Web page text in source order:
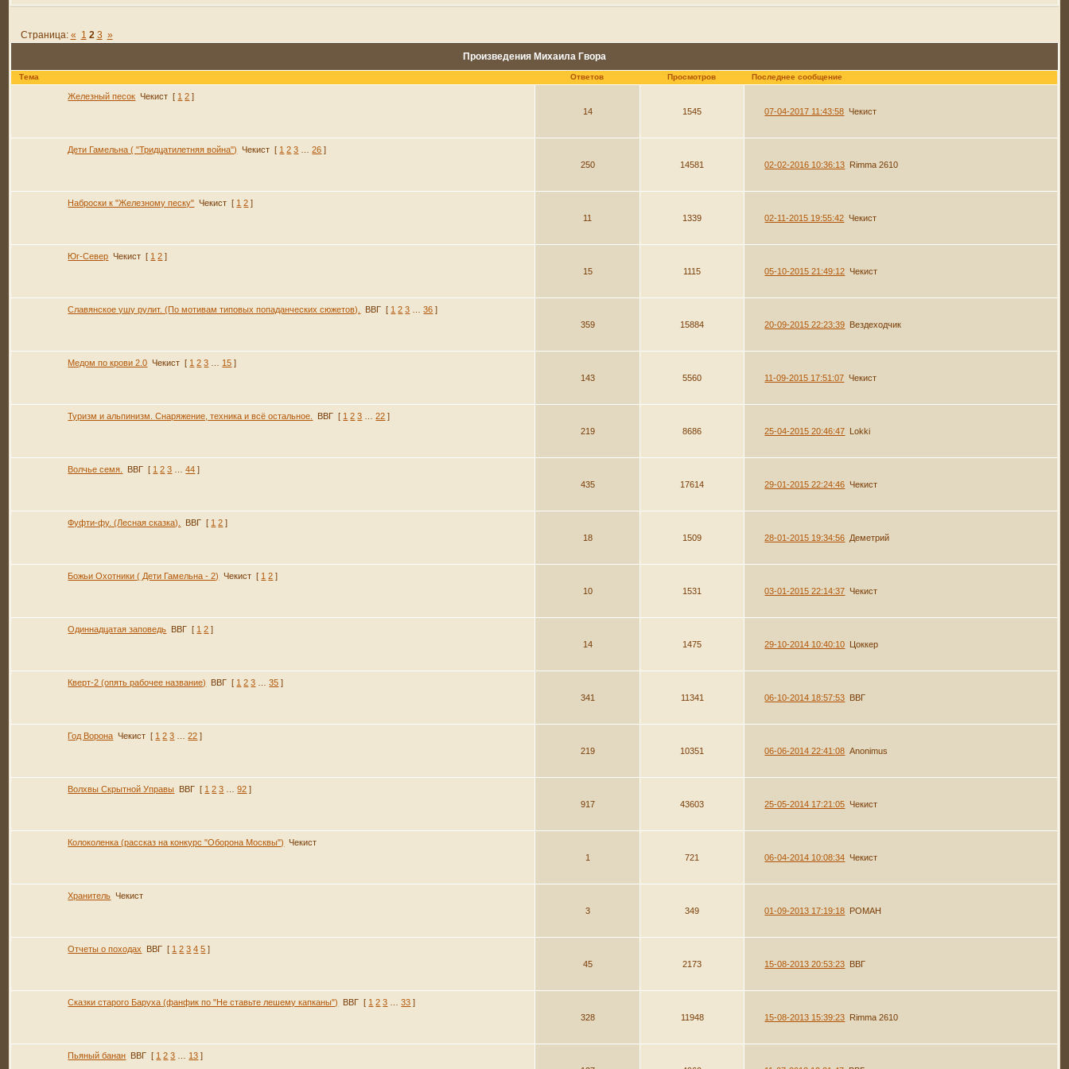
Произведения Михаила Гвора
Страница: « 1 2 3 »
Тема Ответов Просмотров Последнее сообщение
Железный песок Чекист [ 1 2 ]
14
1545 07-04-2017 11:43:58 Чекист
Дети Гамельна ( "Тридцатилетняя война") Чекист [ 1 2 3 26 ]
250
14581 02-02-2016 10:36:13 Rimma 2610
Наброски к "Железному песку" Чекист [ 1 2 ]
11
1339 02-11-2015 19:55:42 Чекист
Юг-Север Чекист [ 1 2 ]
15
1115 05-10-2015 21:49:12 Чекист
Славянское ушу рулит. (По мотивам типовых попаданческих сюжетов). ВВГ [ 1 2 3 36 ]
359
15884 20-09-2015 22:23:39 Вездеходчик
Медом по крови 2.0 Чекист [ 1 2 3 15 ]
143
5560 11-09-2015 17:51:07 Чекист
Туризм и альпинизм. Снаряжение, техника и всё остальное. ВВГ [ 1 2 3 22 ]
219
8686 25-04-2015 20:46:47 Lokki
Волчье семя. ВВГ [ 1 2 3 44 ]
435
17614 29-01-2015 22:24:46 Чекист
Фуфти-фу. (Лесная сказка). ВВГ [ 1 2 ]
18
1509 28-01-2015 19:34:56 Деметрий
Божьи Охотники ( Дети Гамельна - 2) Чекист [ 1 2 ]
10
1531 03-01-2015 22:14:37 Чекист
Одиннадцатая заповедь ВВГ [ 1 2 ]
14
1475 29-10-2014 10:40:10 Цоккер
Кверт-2 (опять рабочее название) ВВГ [ 1 2 3 35 ]
341
11341 06-10-2014 18:57:53 ВВГ
Год Ворона Чекист [ 1 2 3 22 ]
219
10351 06-06-2014 22:41:08 Anonimus
Волхвы Скрытной Управы ВВГ [ 1 2 3 92 ]
917
43603 25-05-2014 17:21:05 Чекист
Колоколенка (рассказ на конкурс "Оборона Москвы")
Чекист
1
721 06-04-2014 10:08:34 Чекист
Хранитель Чекист
3
349 01-09-2013 17:19:18 РОMAH
Отчеты о походах ВВГ [ 1 2 3 4 5 ]
45
2173 15-08-2013 20:53:23 ВВГ
Сказки старого Баруха (фанфик по "Не ставьте лешему капканы") ВВГ [ 1 2 3 33 ]
328
11948 15-08-2013 15:39:23 Rimma 2610
Пьяный банан ВВГ [ 1 2 3 13 ]